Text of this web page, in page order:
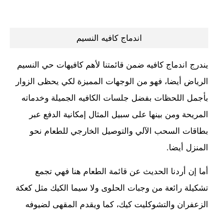
اندماج كافيه النسيم
يندرج اندماج كافيه ضمن قائمتنا لأهم كافيهات حي النسيم
الرياض أيضا، فهو من الوجهات المميزة لكي يحظى الزوار
بأجمل اللحظات بفضل جلسات الكافيه الجميلة وخدماته
المريحة ومن بينها على سبيل المثال إمكانية الدفع عبر
بطاقات السحب الآلي والتوصيل الخارجي للطعام نحو
المنزل أيضا.
أما إن أردنا الحديث عن قائمة الطعام هنا فهي تجمع
تشكيلة رائعة من وجبات الحلوى ولا سيما الكيك مثل كعكة
الزعفران والتشوكليت كيك، كما ويقدم المقهى لضيوفه